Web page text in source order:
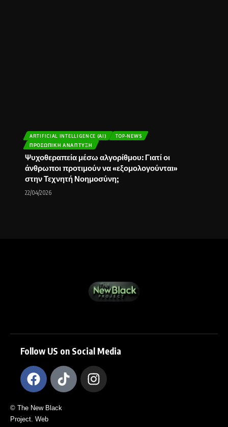
ARTIFICIAL INTELLIGENCE (AI)
TOP-NEWS
ΠΡΟΣΩΠΙΚΉ ΑΝΆΠΤΥΞΗ
Ψυχοθεραπεία μέσω αλγορίθμου: Γιατί οι
άνθρωποι προτιμούν να «εξομολογούνται»
στην Τεχνητή Νοημοσύνη;
22/04/2026
Follow US on Social Media
© The New Black
Project. Web